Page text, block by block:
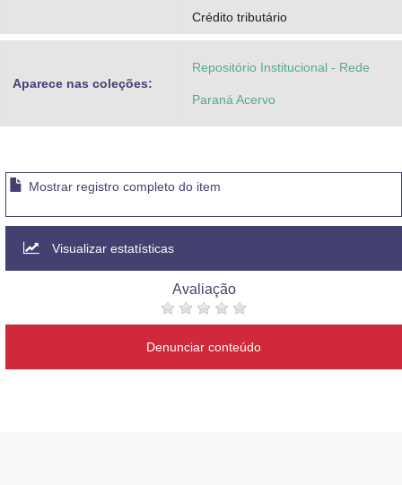
Crédito tributário
Aparece nas coleções:
Repositório Institucional - Rede
Paraná Acervo
Mostrar registro completo do item
Visualizar estatísticas
Avaliação
Denunciar conteúdo